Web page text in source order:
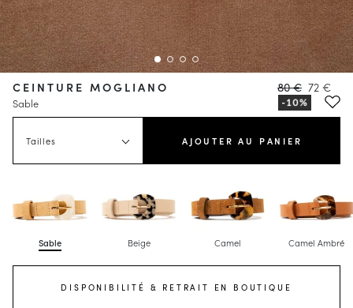
CEINTURE MOGLIANO
Sable
80 € 72 €
Tailles AJOUTER AU PANIER
Sable Beige Camel Camel Ambré
DISPONIBILITÉ & RETRAIT EN BOUTIQUE